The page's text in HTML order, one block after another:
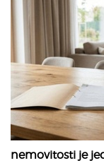
nemovitosti je